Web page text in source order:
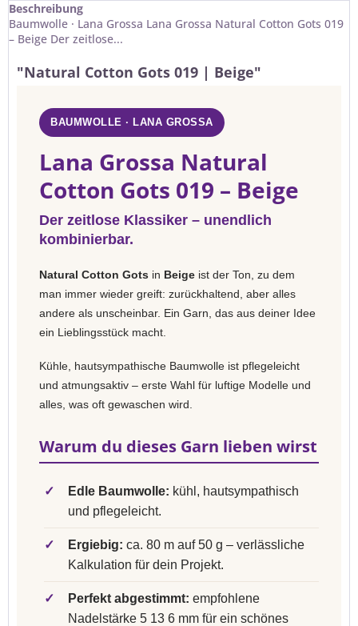
Beschreibung
Baumwolle · Lana Grossa Lana Grossa Natural Cotton Gots 019
– Beige Der zeitlose...
"Natural Cotton Gots 019 | Beige"
BAUMWOLLE · LANA GROSSA
Lana Grossa Natural
Cotton Gots 019 – Beige
Der zeitlose Klassiker – unendlich
kombinierbar.
Natural Cotton Gots in Beige ist der Ton, zu dem
man immer wieder greift: zurückhaltend, aber alles
andere als unscheinbar. Ein Garn, das aus deiner Idee
ein Lieblingsstück macht.
Kühle, hautsympathische Baumwolle ist pflegeleicht
und atmungsaktiv – erste Wahl für luftige Modelle und
alles, was oft gewaschen wird.
Warum du dieses Garn lieben wirst
✓ Edle Baumwolle: kühl, hautsympathisch
und pflegeleicht.
✓ Ergiebig: ca. 80 m auf 50 g – verlässliche
Kalkulation für dein Projekt.
✓ Perfekt abgestimmt: empfohlene
Nadelstärke 5 13 6 mm für ein schönes